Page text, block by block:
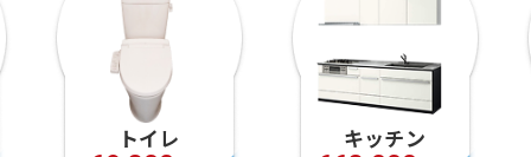
キッチン
お風呂